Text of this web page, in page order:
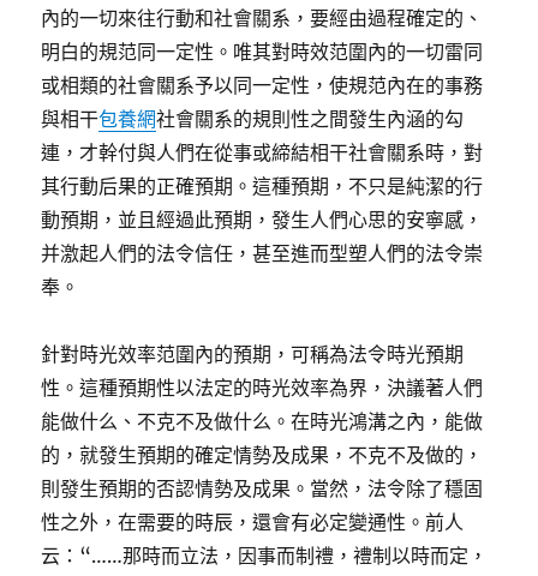
內的一切來往行動和社會關系，要經由過程確定的、
明白的規范同一定性。唯其對時效范圍內的一切雷同
或相類的社會關系予以同一定性，使規范內在的事務
與相干包養網社會關系的規則性之間發生內涵的勾
連，才幹付與人們在從事或締結相干社會關系時，對
其行動后果的正確預期。這種預期，不只是純潔的行
動預期，並且經過此預期，發生人們心思的安寧感，
并激起人們的法令信任，甚至進而型塑人們的法令崇
奉。
針對時光效率范圍內的預期，可稱為法令時光預期
性。這種預期性以法定的時光效率為界，決議著人們
能做什么、不克不及做什么。在時光鴻溝之內，能做
的，就發生預期的確定情勢及成果，不克不及做的，
則發生預期的否認情勢及成果。當然，法令除了穩固
性之外，在需要的時辰，還會有必定變通性。前人
云：“……那時而立法，因事而制禮，禮制以時而定，